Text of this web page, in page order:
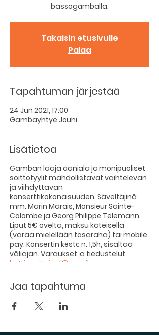
bassogamballa.
Takaisin etusivulle
Palaa
Tapahtuman järjestää
24 Jun 2021, 17:00
Gambayhtye Jouhi
Lisätietoa
Gamban laaja ääniala ja monipuoliset
soittotyylit mahdollistavat vaihtelevan
ja viihdyttävän
konserttikokonaisuuden. Säveltäjinä
mm. Marin Marais, Monsieur Sainte-
Colombe ja Georg Philippe Telemann.
Liput 5€ ovelta, maksu käteisellä
(varaa mielellään tasaraha) tai mobile
pay. Konsertin kesto n. 1,5h, sisältää
väliajan. Varaukset ja tiedustelut
katri.susitaival@gmail.com
Jaa tapahtuma